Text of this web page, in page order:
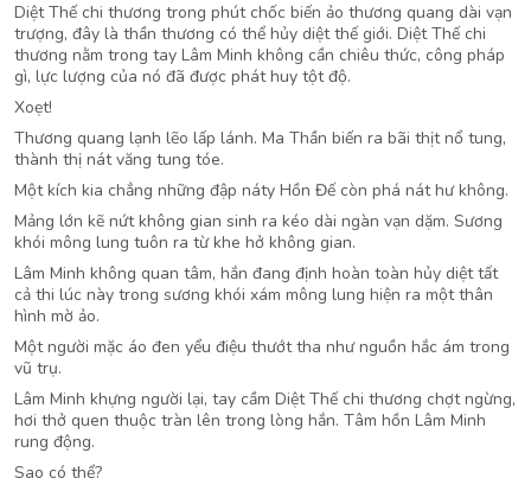
Diệt Thế chi thương trong phút chốc biến ảo thương quang dài vạn
trượng, đây là thần thương có thể hủy diệt thế giới. Diệt Thế chi
thương nằm trong tay Lâm Minh không cần chiêu thức, công pháp
gì, lực lượng của nó đã được phát huy tột độ.
Xoẹt!
Thương quang lạnh lẽo lấp lánh. Ma Thần biến ra bãi thịt nổ tung,
thành thị nát văng tung tóe.
Một kích kia chẳng những đập náty Hồn Đế còn phá nát hư không.
Mảng lớn kẽ nứt không gian sinh ra kéo dài ngàn vạn dặm. Sương
khói mông lung tuôn ra từ khe hở không gian.
Lâm Minh không quan tâm, hắn đang định hoàn toàn hủy diệt tất
cả thi lúc này trong sương khói xám mông lung hiện ra một thân
hình mờ ảo.
Một người mặc áo đen yểu điệu thướt tha như nguồn hắc ám trong
vũ trụ.
Lâm Minh khựng người lại, tay cầm Diệt Thế chi thương chợt ngừng,
hơi thở quen thuộc tràn lên trong lòng hắn. Tâm hồn Lâm Minh
rung động.
Sao có thể?